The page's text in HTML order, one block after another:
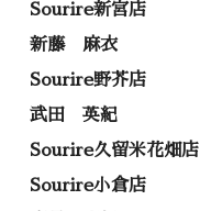
Sourire新宮店
新藤 麻衣
Sourire野芥店
武田 英紀
Sourire久留米花畑店
Sourire小倉店